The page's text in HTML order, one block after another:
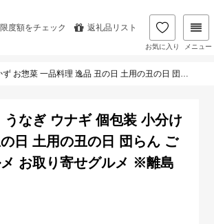
限度額をチェック 返礼品リスト
お気に入り メニュー
そう お祝い ハレの日 簡単 特製 グルメ お取り寄せグルメ ※離島への配送不可
なぎ ウナギ 個包装 小分け
日 土用の丑の日 団らん ご
お取り寄せグルメ ※離島